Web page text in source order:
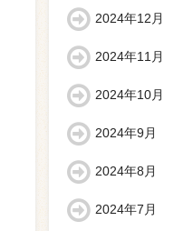
2024年12月
2024年11月
2024年10月
2024年9月
2024年8月
2024年7月